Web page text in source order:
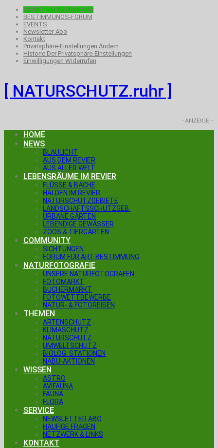
FREITAG, 7.AUGUST 2026
BESTIMMUNGS-FORUM
EVENTS
Newsletter-Abo
Kontakt
Privatsphäre-Einstellungen Ändern
Historie Der Privatsphäre-Einstellungen
Einwilligungen Widerrufen
[ NATURSCHUTZ.ruhr ]
- ANZEIGE -
HOME
NEWS
BLAULICHT
AUS DEM REVIER
AUS ALLER WELT
LEBENSRÄUME IM REVIER
FLÜSSE & BÄCHE
HALDEN IM REVIER
NATURSCHUTZGEBIETE
LANDSCHAFTSSCHUTZGEB.
URBANE GÄRTEN
LEBENDIGE GEWÄSSER
ZOOS & TIERGÄRTEN
COMMUNITY
SICHTUNGEN
FORUM FÜR ART-BESTIMMUNG
NATURFOTOGRAFIE
UNSERE NATURFOTOGRAFEN
FOTOMARKT
BÜCHERMARKT
FOTOWETTBEWERBE
NATUR- & FOTOREISEN
THEMEN
ARTENSCHUTZ
KLIMASCHUTZ
NATURSCHUTZ
UMWELTSCHUTZ
BIOLOG. STATIONEN
NABU-AKTIONEN
WISSEN
ASTRO
AVIFAUNA
FAUNA
FLORA
SERVICE
NEWSLETTER ABO
HÄUFIGE FRAGEN
NETZWERK & LINKS
KONTAKT